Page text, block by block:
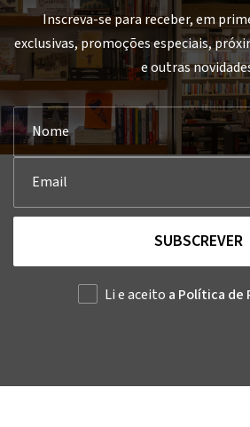
Inscreva-se para receber, em
exclusivas, promoções especiais,
e outras
SUBSCREVER
Li e aceito a Política de